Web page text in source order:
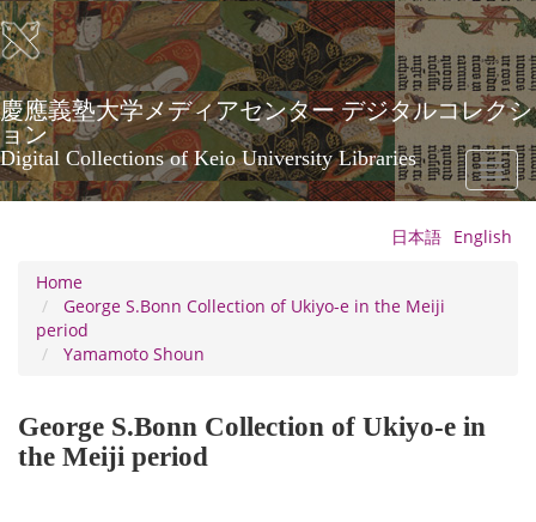
Skip
to
main
content
慶應義塾大学メディアセンター デジタルコレクシ
ョン
Digital Collections of Keio University Libraries
Toggle
日本語 English
Home
George S.Bonn Collection of Ukiyo-e in the Meiji
period
Yamamoto Shoun
George S.Bonn Collection of Ukiyo-e in
the Meiji period